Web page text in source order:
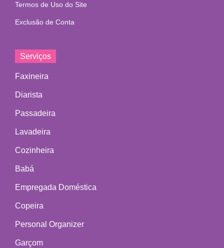
Termos de Uso do Site
Exclusão de Conta
Serviços
Faxineira
Diarista
Passadeira
Lavadeira
Cozinheira
Babá
Empregada Doméstica
Copeira
Personal Organizer
Garçom